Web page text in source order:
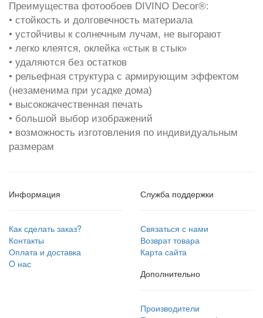
Преимущества фотообоев DIVINO Decor®:
• стойкость и долговечность материала
• устойчивы к солнечным лучам, не выгорают
• легко клеятся, оклейка «стык в стык»
• удаляются без остатков
• рельефная структура с армирующим эффектом
(незаменима при усадке дома)
• высококачественная печать
• большой выбор изображений
• возможность изготовления по индивидуальным
размерам
Информация
Как сделать заказ?
Контакты
Оплата и доставка
O нас
Служба поддержки
Связаться с нами
Возврат товара
Карта сайта
Дополнительно
Производители